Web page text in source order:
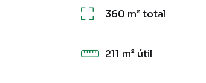
360 m²total
211 m² útil